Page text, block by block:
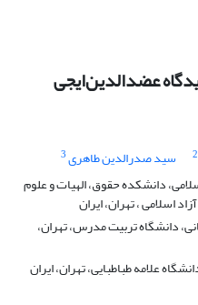
عضدالدین‌ایجی
2 سید صدرالدین طاهری3
دانشکده حقوق، الهیات و علوم
اسلامی ، تهران، ایران
دانشگاه تربیت مدرس، تهران،
علامه طباطبایی، تهران، ایران